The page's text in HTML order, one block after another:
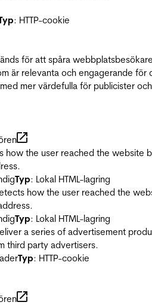
: HTTP-cookie
för att spåra
är relevanta och engagerande för
mer värdefulla för publicister och
how the user reached the website
Typ: Lokal HTML-lagring
how the user reached the
Typ: Lokal HTML-lagring
a series of advertisement
third party advertisers.
Typ: HTTP-cookie